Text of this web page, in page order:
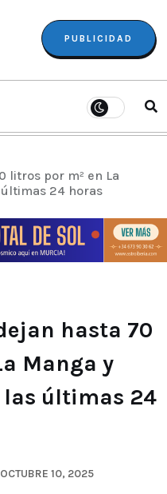
PUBLICIDAD
litros por m² en La
últimas 24 horas
hasta 70
Manga y
las últimas 24
OCTUBRE 10, 2025